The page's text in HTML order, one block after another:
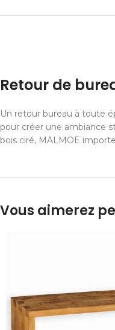
Retour de
Un retour bureau à toute
pour créer une ambiance
bois ciré, MALMOE
Vous aimerez